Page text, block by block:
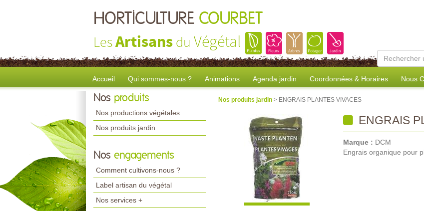
HORTICULTURE COURBET
LesArtisans du Végétal
Accueil Qui sommes-nous ? Animations Agenda jardin Coordonnées & Horaires Nous
Nos produits
Nos productions végétales
Nos produits jardin
Nos engagements
Comment cultivons-nous ?
Label artisan du végétal
Nos services +
Nos produits jardin > ENGRAIS PLANTES VIVACES
ENGRAIS
Marque : DCM
Engrais organique pour